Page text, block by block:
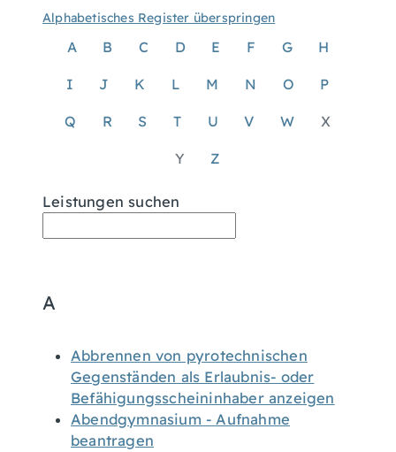
Alphabetisches Register überspringen
A B C D E F G H
I J K L M N O P
Q R S T U V W X
Y Z
Leistungen suchen
A
Abbrennen von pyrotechnischen
Gegenständen als Erlaubnis- oder
Befähigungsscheininhaber anzeigen
Abendgymnasium - Aufnahme
beantragen